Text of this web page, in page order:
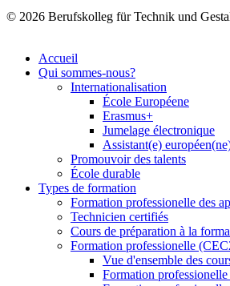
© 2026 Berufskolleg für Technik und
Accueil
Qui sommes-nous?
Internationalisation
École Européene
Erasmus+
Jumelage électronique
Assistant(e)
Promouvoir des talents
École durable
Types de formation
Formation professionelle des
Technicien certifiés
Cours de préparation à la
Formation professionelle
Vue d'ensemble des
Formation